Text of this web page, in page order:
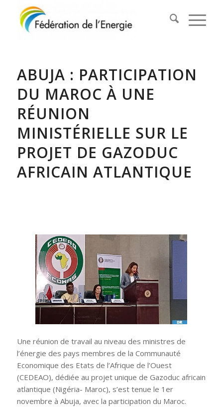
ABUJA : PARTICIPATION
DU MAROC À UNE
RÉUNION
MINISTÉRIELLE SUR LE
PROJET DE GAZODUC
AFRICAIN ATLANTIQUE
Une réunion de travail au niveau des ministres de
l’énergie des pays membres de la Communauté
Economique des Etats de l’Afrique de l’Ouest
(CEDEAO), dédiée au projet unique de Gazoduc africain
atlantique (Nigéria- Maroc), s’est tenue le 1 er
novembre à Abuja, avec la participation du Maroc.